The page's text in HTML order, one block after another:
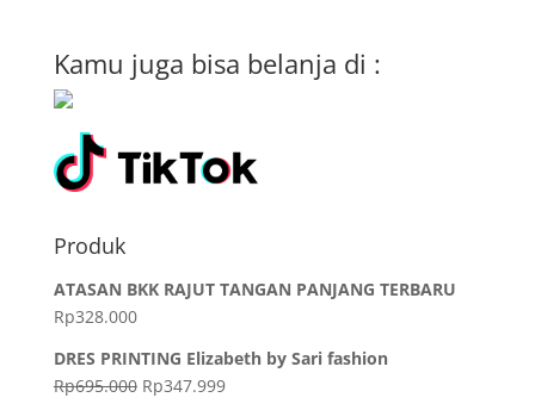
Kamu juga bisa belanja di :
Produk
ATASAN BKK RAJUT TANGAN PANJANG TERBARU
Rp328.000
DRES PRINTING Elizabeth by Sari fashion
Rp695.000 Rp347.999